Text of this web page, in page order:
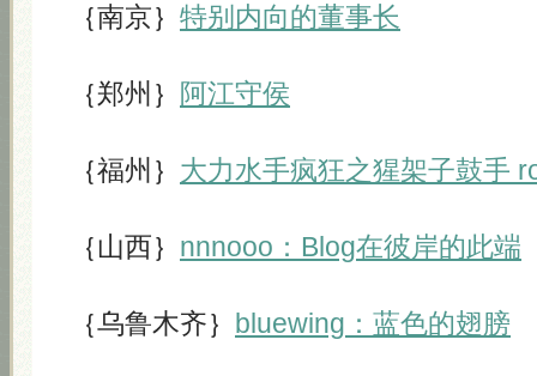
｛南京｝ 特别内向的董事长
｛郑州｝ 阿江守侯
｛福州｝ 大力水手疯狂之猩架子鼓手
｛山西｝ nnnooo：Blog在彼岸的此端
｛乌鲁木齐｝ bluewing：蓝色的翅膀